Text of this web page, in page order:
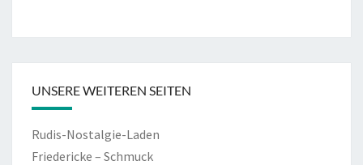
UNSERE WEITEREN SEITEN
Rudis-Nostalgie-Laden
Friedericke – Schmuck